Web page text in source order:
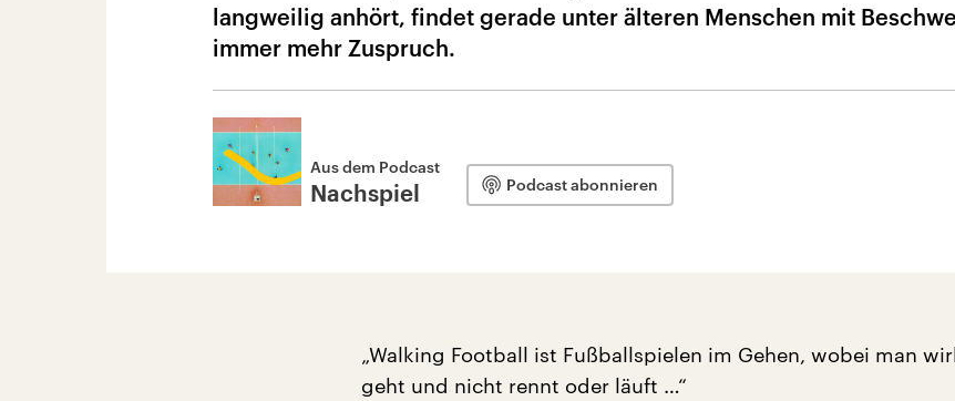
langweilig anhört, findet gerade unter älteren Menschen mit
immer mehr Zuspruch.
Aus dem Podcast
Nachspiel Podcast abonnieren
„Walking Football ist Fußballspielen im Gehen, wobei man
geht und nicht rennt oder läuft …“